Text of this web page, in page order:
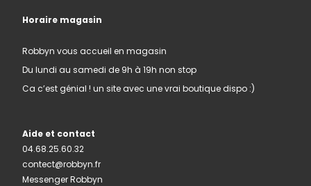
Horaire magasin
Robbyn vous accueil en magasin
Du lundi au samedi de 9h à 19h non stop
Ca c’est génial ! un site avec une vrai boutique dispo :)
Aide et contact
04.68.25.60.32
contect@robbyn.fr
Messenger Robbyn